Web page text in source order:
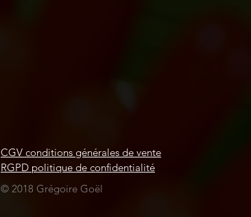
CGV conditions générales de vente
RGPD politique de confidentialité
© 2018 Grégoire Goël